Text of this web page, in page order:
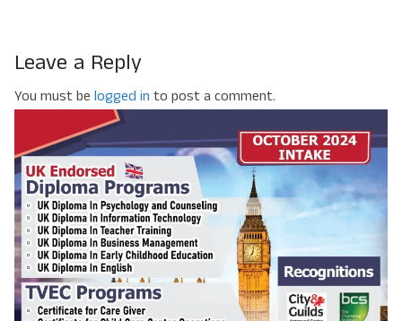
Leave a Reply
You must be logged in to post a comment.